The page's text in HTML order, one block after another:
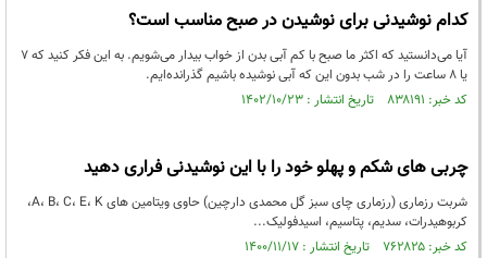
کدام نوشیدنی برای نوشیدن در صبح مناسب است؟
آیا می‌‌دانستید که اکثر ما صبح با کم آبی بدن از خواب بیدار می‌شویم. به این فکر کنید که ۷
یا ۸ ساعت را در شب بدون این که آبی نوشیده باشیم گذرانده‌ایم.
کد خبر: ۸۳۸۱۹۱ تاریخ انتشار : ۱۴۰۲/۱۰/۲۳
چربی های شکم و پهلو خود را با این نوشیدنی فراری دهید
شربت رزماری (رزماری چای سبز گل محمدی دارچین) حاوی ویتامین های A، B، C، E، K،
کربوهیدرات، سدیم، پتاسیم، اسیدفولیک...
کد خبر: ۷۶۲۸۲۵ تاریخ انتشار : ۱۴۰۰/۱۱/۱۷